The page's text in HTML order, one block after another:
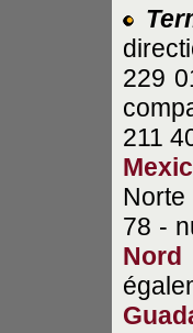
229
211
Norte
78 -
Nord